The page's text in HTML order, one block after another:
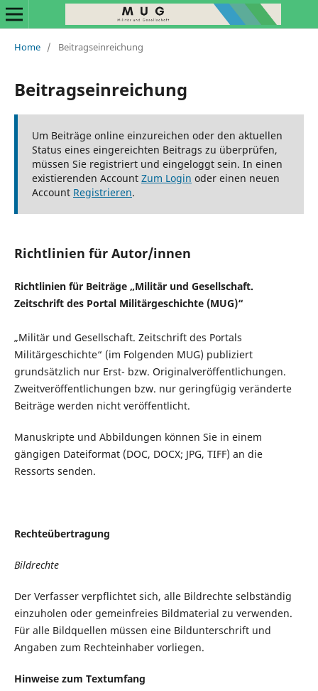
Home / Beitragseinreichung
Beitragseinreichung
Um Beiträge online einzureichen oder den aktuellen
Status eines eingereichten Beitrags zu überprüfen,
müssen Sie registriert und eingeloggt sein. In einen
existierenden Account Zum Login oder einen neuen
Account Registrieren.
Richtlinien für Autor/innen
Richtlinien für Beiträge „Militär und Gesellschaft.
Zeitschrift des Portal Militärgeschichte (MUG)“
„Militär und Gesellschaft. Zeitschrift des Portals
Militärgeschichte“ (im Folgenden MUG) publiziert
grundsätzlich nur Erst- bzw. Originalveröffentlichungen.
Zweitveröffentlichungen bzw. nur geringfügig veränderte
Beiträge werden nicht veröffentlicht.
Manuskripte und Abbildungen können Sie in einem
gängigen Dateiformat (DOC, DOCX; JPG, TIFF) an die
Ressorts senden.
Rechteübertragung
Bildrechte
Der Verfasser verpflichtet sich, alle Bildrechte selbständig
einzuholen oder gemeinfreies Bildmaterial zu verwenden.
Für alle Bildquellen müssen eine Bildunterschrift und
Angaben zum Rechteinhaber vorliegen.
Hinweise zum Textumfang